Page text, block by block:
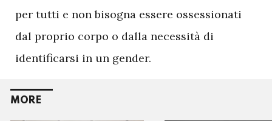
per tutti e non bisogna essere ossessionati
dal proprio corpo o dalla necessità di
identificarsi in un gender.
MORE